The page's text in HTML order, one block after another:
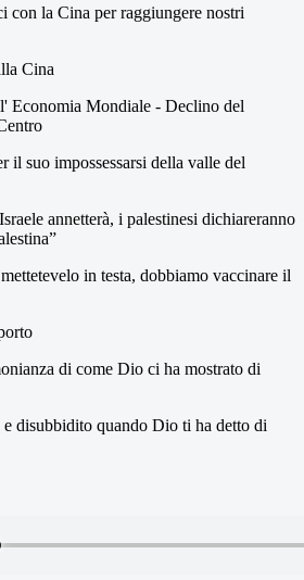
con la Cina per raggiungere nostri
Cina
Economia Mondiale - Declino del
il suo impossessarsi della valle del
annetterà, i palestinesi dichiareranno
in testa, dobbiamo vaccinare il
di come Dio ci ha mostrato di
e disubbidito quando Dio ti ha detto di